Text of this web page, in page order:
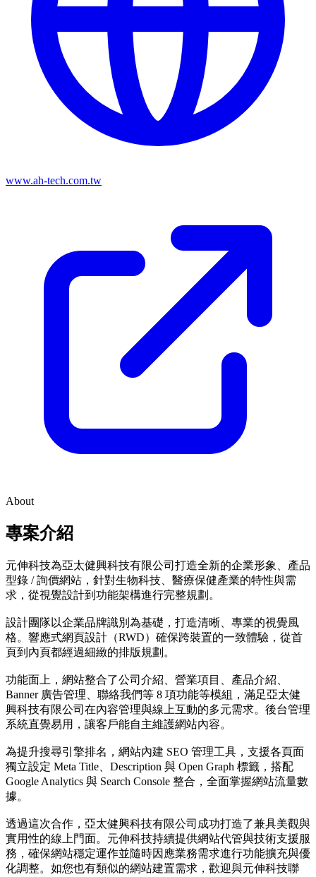
www.ah-tech.com.tw
About
專案介紹
元伸科技為亞太健興科技有限公司打造全新的企業形象、產品
型錄 / 詢價網站，針對生物科技、醫療保健產業的特性與需
求，從視覺設計到功能架構進行完整規劃。
設計團隊以企業品牌識別為基礎，打造清晰、專業的視覺風
格。響應式網頁設計（RWD）確保跨裝置的一致體驗，從首
頁到內頁都經過細緻的排版規劃。
功能面上，網站整合了公司介紹、營業項目、產品介紹、
Banner 廣告管理、聯絡我們等 8 項功能等模組，滿足亞太健
興科技有限公司在內容管理與線上互動的多元需求。後台管理
系統直覺易用，讓客戶能自主維護網站內容。
為提升搜尋引擎排名，網站內建 SEO 管理工具，支援各頁面
獨立設定 Meta Title、Description 與 Open Graph 標籤，搭配
Google Analytics 與 Search Console 整合，全面掌握網站流量數
據。
透過這次合作，亞太健興科技有限公司成功打造了兼具美觀與
實用性的線上門面。元伸科技持續提供網站代管與技術支援服
務，確保網站穩定運作並隨時因應業務需求進行功能擴充與優
化調整。如您也有類似的網站建置需求，歡迎與元伸科技聯